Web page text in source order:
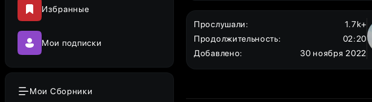
Избранные
Мои подписки
Мои Сборники
Прослушали:
1.7k+
Продолжительность:
02:20
Добавлено: 30 ноября 2022